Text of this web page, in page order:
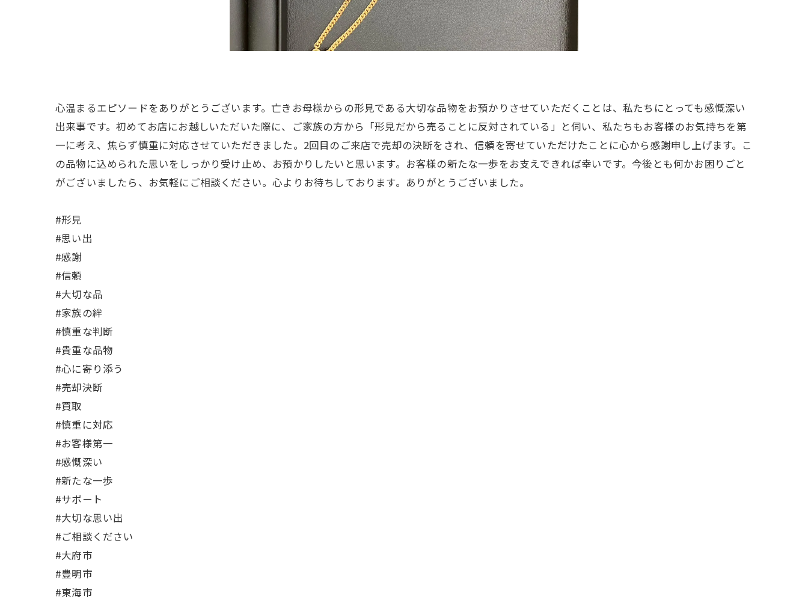
心温まるエピソードをありがとうございます。亡きお母様からの形見である大切な品物をお預かりさせていただくことは、私たちにとっても感慨深い
出来事です。初めてお店にお越しいただいた際に、ご家族の方から「形見だから売ることに反対されている」と伺い、私たちもお客様のお気持ちを第
一に考え、焦らず慎重に対応させていただきました。2回目のご来店で売却の決断をされ、信頼を寄せていただけたことに心から感謝申し上げます。こ
の品物に込められた思いをしっかり受け止め、お預かりしたいと思います。お客様の新たな一歩をお支えできれば幸いです。今後とも何かお困りごと
がございましたら、お気軽にご相談ください。心よりお待ちしております。ありがとうございました。
#形見
#思い出
#感謝
#信頼
#大切な品
#家族の絆
#慎重な判断
#貴重な品物
#心に寄り添う
#売却決断
#買取
#慎重に対応
#お客様第一
#感慨深い
#新たな一歩
#サポート
#大切な思い出
#ご相談ください
#大府市
#豊明市
#東海市